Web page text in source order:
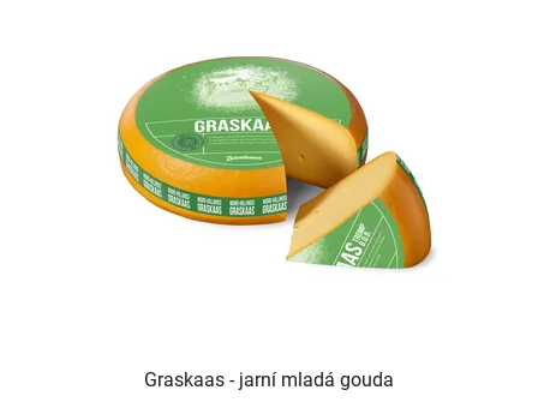
Graskaas - jarní mladá gouda